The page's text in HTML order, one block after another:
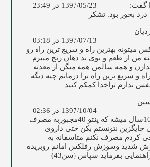
گفت:
1397/05/23 در 23:49
درد بخور بود. تشکر
1397/07/13 در 03:18
میتونه بهترین راه و سریع ترین راه رو
من از طعم و بوی بد دهان رنج میبرم
و همه سالمن همه میگن از معدته
و سریع ترین راه برا درمانم چیه دیگه
نفس ندارم تراخدا کمکم کنید
1397/10/04 در 02:36
سلام من حدود 10سال میشه كه پنتو 40مجبوربه مصرف
جایگزین نتونستم بكن حتی داروی
كردم مصرف نكنم متاسفانه به
شدید وسوزش رفلكس امانم روبریده
بفرماید سپاس (سن43)